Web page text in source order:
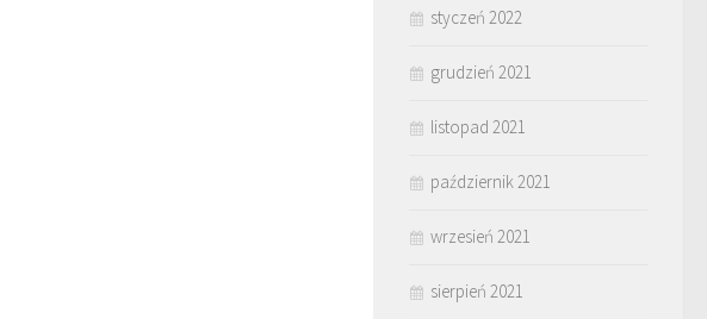
styczeń 2022
grudzień 2021
listopad 2021
październik 2021
wrzesień 2021
sierpień 2021